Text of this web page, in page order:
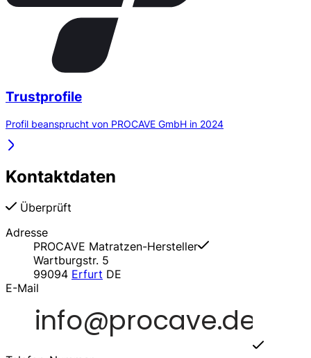
Trustprofile
Profil beansprucht von PROCAVE GmbH in 2024
Kontaktdaten
Überprüft
Adresse
PROCAVE Matratzen-Hersteller
Wartburgstr. 5
99094 Erfurt DE
E-Mail